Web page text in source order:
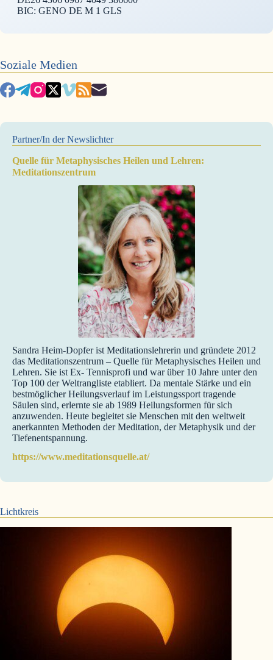
BIC: GENO DE M 1 GLS
Soziale Medien
Partner/In der Newslichter
Quelle für Metaphysisches Heilen und Lehren:
Meditationszentrum
Sandra Heim-Dopfer ist Meditationslehrerin und gründete 2012
das Meditationszentrum – Quelle für Metaphysisches Heilen und
Lehren. Sie ist Ex- Tennisprofi und war über 10 Jahre unter den
Top 100 der Weltrangliste etabliert. Da mentale Stärke und ein
bestmöglicher Heilungsverlauf im Leistungssport tragende
Säulen sind, erlernte sie ab 1989 Heilungsformen für sich
anzuwenden. Heute begleitet sie Menschen mit den weltweit
anerkannten Methoden der Meditation, der Metaphysik und der
Tiefenentspannung.
https://www.meditationsquelle.at/
Lichtkreis